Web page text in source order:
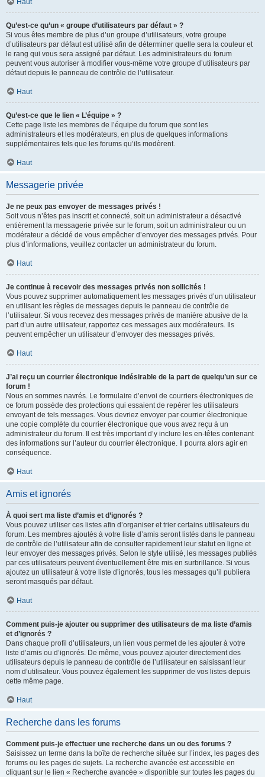
Haut
Qu’est-ce qu’un « groupe d’utilisateurs par défaut » ?
Si vous êtes membre de plus d’un groupe d’utilisateurs, votre groupe
d’utilisateurs par défaut est utilisé afin de déterminer quelle sera la couleur et
le rang qui vous sera assigné par défaut. Les administrateurs du forum
peuvent vous autoriser à modifier vous-même votre groupe d’utilisateurs par
défaut depuis le panneau de contrôle de l’utilisateur.
Haut
Qu’est-ce que le lien « L’équipe » ?
Cette page liste les membres de l’équipe du forum que sont les
administrateurs et les modérateurs, en plus de quelques informations
supplémentaires tels que les forums qu’ils modèrent.
Haut
Messagerie privée
Je ne peux pas envoyer de messages privés !
Soit vous n’êtes pas inscrit et connecté, soit un administrateur a désactivé
entièrement la messagerie privée sur le forum, soit un administrateur ou un
modérateur a décidé de vous empêcher d’envoyer des messages privés. Pour
plus d’informations, veuillez contacter un administrateur du forum.
Haut
Je continue à recevoir des messages privés non sollicités !
Vous pouvez supprimer automatiquement les messages privés d’un utilisateur
en utilisant les règles de messages depuis le panneau de contrôle de
l’utilisateur. Si vous recevez des messages privés de manière abusive de la
part d’un autre utilisateur, rapportez ces messages aux modérateurs. Ils
peuvent empêcher un utilisateur d’envoyer des messages privés.
Haut
J’ai reçu un courrier électronique indésirable de la part de quelqu’un sur ce
forum !
Nous en sommes navrés. Le formulaire d’envoi de courriers électroniques de
ce forum possède des protections qui essaient de repérer les utilisateurs
envoyant de tels messages. Vous devriez envoyer par courrier électronique
une copie complète du courrier électronique que vous avez reçu à un
administrateur du forum. Il est très important d’y inclure les en-têtes contenant
des informations sur l’auteur du courrier électronique. Il pourra alors agir en
conséquence.
Haut
Amis et ignorés
À quoi sert ma liste d’amis et d’ignorés ?
Vous pouvez utiliser ces listes afin d’organiser et trier certains utilisateurs du
forum. Les membres ajoutés à votre liste d’amis seront listés dans le panneau
de contrôle de l’utilisateur afin de consulter rapidement leur statut en ligne et
leur envoyer des messages privés. Selon le style utilisé, les messages publiés
par ces utilisateurs peuvent éventuellement être mis en surbrillance. Si vous
ajoutez un utilisateur à votre liste d’ignorés, tous les messages qu’il publiera
seront masqués par défaut.
Haut
Comment puis-je ajouter ou supprimer des utilisateurs de ma liste d’amis
et d’ignorés ?
Dans chaque profil d’utilisateurs, un lien vous permet de les ajouter à votre
liste d’amis ou d’ignorés. De même, vous pouvez ajouter directement des
utilisateurs depuis le panneau de contrôle de l’utilisateur en saisissant leur
nom d’utilisateur. Vous pouvez également les supprimer de vos listes depuis
cette même page.
Haut
Recherche dans les forums
Comment puis-je effectuer une recherche dans un ou des forums ?
Saisissez un terme dans la boîte de recherche située sur l’index, les pages des
forums ou les pages de sujets. La recherche avancée est accessible en
cliquant sur le lien « Recherche avancée » disponible sur toutes les pages du